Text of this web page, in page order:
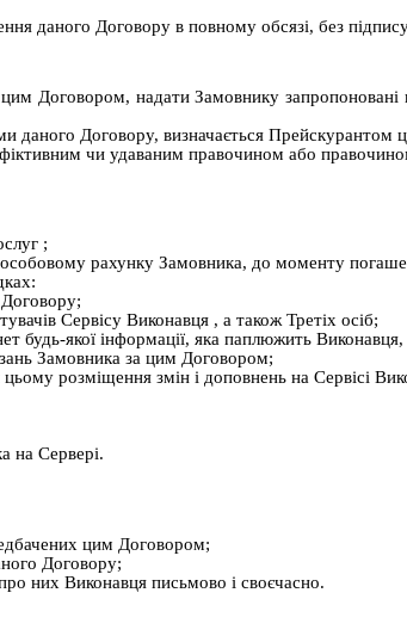
даного Договору в повному обсязі, без
Договором, надати Замовнику
даного Договору, визначається Прейскурантом
чи удаваним правочином або
;
рахунку Замовника, до моменту
Сервісу Виконавця , а також Третіх осіб;
будь-якої інформації, яка паплюжить
Замовника за цим Договором;
розміщення змін і доповнень наСервісі
на Сервері.
цим Договором;
Договору;
них Виконавця письмово і своєчасно.